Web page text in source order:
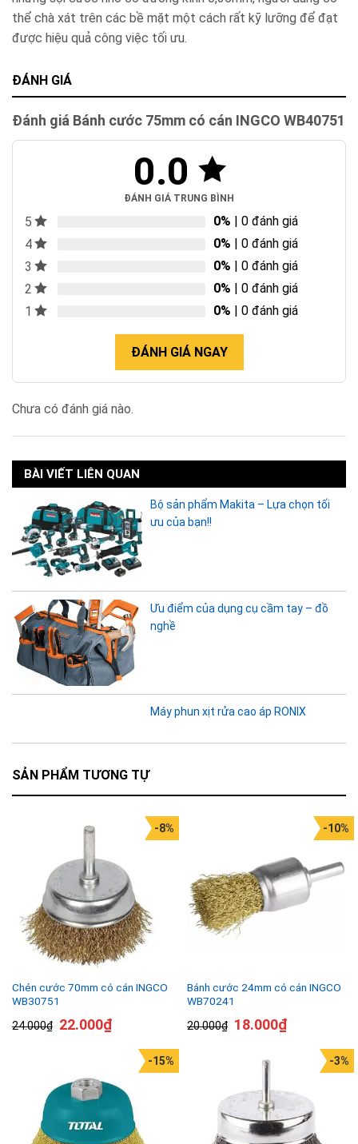
thể chà xát trên các bề mặt một cách rất kỹ lưỡng để đạt
được hiệu quả công việc tối ưu.
ĐÁNH GIÁ
Đánh giá Bánh cước 75mm có cán INGCO WB40751
0.0
ĐÁNH GIÁ TRUNG BÌNH
5 0% | 0 đánh giá
4
0% | 0 đánh giá
3
0% | 0 đánh giá
2
0% | 0 đánh giá
1
0% | 0 đánh giá
ĐÁNH GIÁ NGAY
Chưa có đánh giá nào.
BÀI VIẾT LIÊN QUAN
Bộ sản phẩm Makita – Lựa chọn tối
ưu của bạn!!
Ưu điểm của dụng cụ cầm tay – đồ
nghề
Máy phun xịt rửa cao áp RONIX
SẢN PHẨM TƯƠNG TỰ
Chén cước 70mm có cán INGCO
WB30751
24.000₫
-8%
22.000₫
Bánh cước 24mm có cán INGCO
WB70241
20.000₫
-10%
18.000₫
-15% -3%